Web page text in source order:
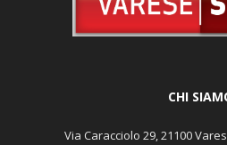
CHI
Via Caracciolo 29, 21100